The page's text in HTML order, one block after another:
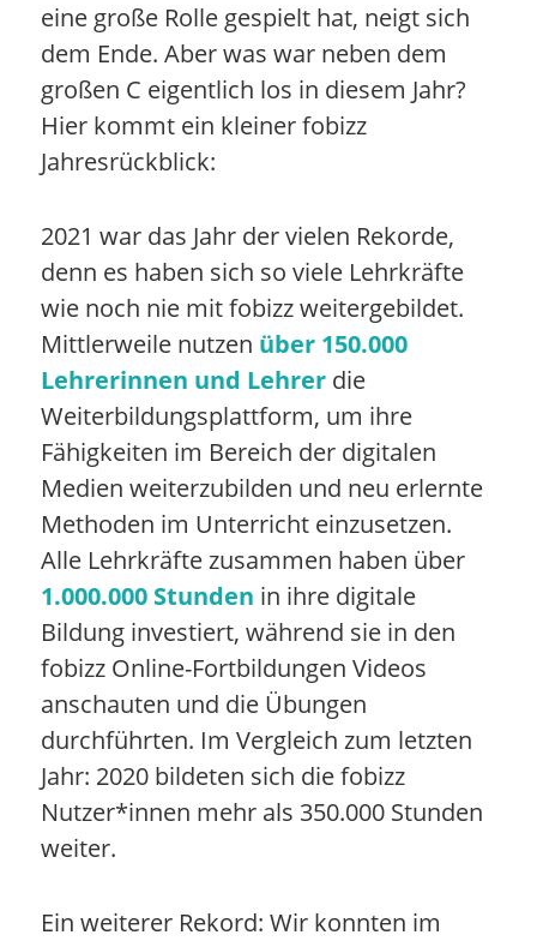
eine große Rolle gespielt hat, neigt sich
dem Ende. Aber was war neben dem
großen C eigentlich los in diesem Jahr?
Hier kommt ein kleiner fobizz
Jahresrückblick:
2021 war das Jahr der vielen Rekorde,
denn es haben sich so viele Lehrkräfte
wie noch nie mit fobizz weitergebildet.
Mittlerweile nutzen über 150.000
Lehrerinnen und Lehrerdie
Weiterbildungsplattform, um ihre
Fähigkeiten im Bereich der digitalen
Medien weiterzubilden und neu erlernte
Methoden im Unterricht einzusetzen.
Alle Lehrkräfte zusammen haben über
1.000.000 Stunden in ihre digitale
Bildung investiert, während sie in den
fobizz Online-Fortbildungen Videos
anschauten und die Übungen
durchführten. Im Vergleich zum letzten
Jahr: 2020 bildeten sich die fobizz
Nutzer*innen mehr als 350.000 Stunden
weiter.
Ein weiterer Rekord: Wir konnten im